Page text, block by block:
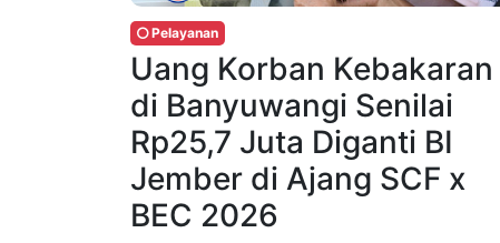
Pelayanan
Uang Korban Kebakaran
di Banyuwangi Senilai
Rp25,7 Juta Diganti BI
Jember di Ajang SCF x
BEC 2026